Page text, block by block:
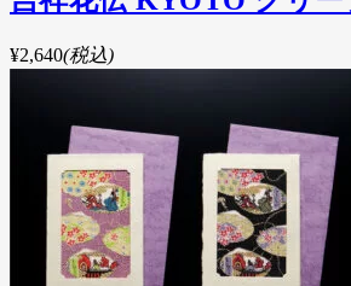
¥2,640(税込)